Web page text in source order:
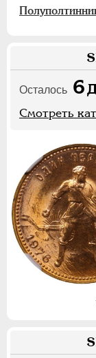
Осталось 6
Смотреть